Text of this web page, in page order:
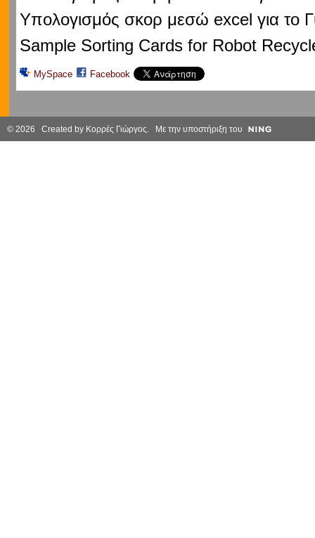
Υπολογισμός σκορ μεσώ excel για το
Sample Sorting Cards for Robot
MySpace Facebook
© 2026 Created by Κορρές Γιώργος . Με την υποστήριξη του